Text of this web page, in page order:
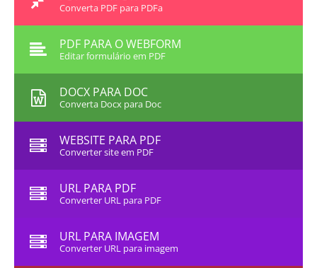
Converta PDF para PDFa
PDF PARA O WEBFORM
Editar formulário em PDF
DOCX PARA DOC
Converta Docx para Doc
WEBSITE PARA PDF
Converter site em PDF
URL PARA PDF
Converter URL para PDF
URL PARA IMAGEM
Converter URL para imagem